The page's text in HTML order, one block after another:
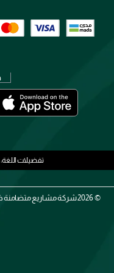
تفضيلات اللغة:
2026 ©شركة مشاريع متضامنة